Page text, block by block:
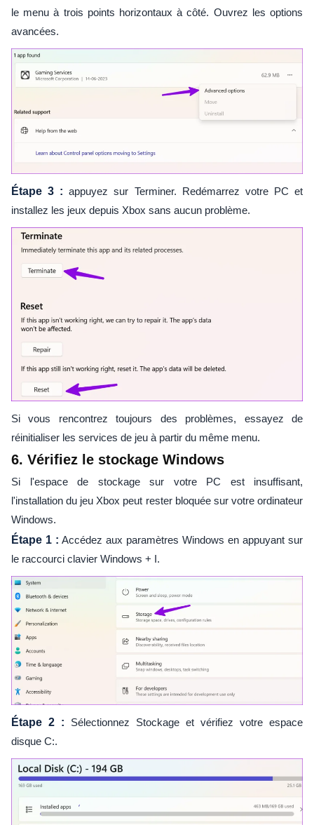
le menu à trois points horizontaux à côté. Ouvrez les options
avancées.
Étape 3 : appuyez sur Terminer. Redémarrez votre PC et
installez les jeux depuis Xbox sans aucun problème.
Si vous rencontrez toujours des problèmes, essayez de
réinitialiser les services de jeu à partir du même menu.
6. Vérifiez le stockage Windows
Si l'espace de stockage sur votre PC est insuffisant,
l'installation du jeu Xbox peut rester bloquée sur votre ordinateur
Windows.
Étape 1 : Accédez aux paramètres Windows en appuyant sur
le raccourci clavier Windows + I.
Étape 2 : Sélectionnez Stockage et vérifiez votre espace
disque C:.